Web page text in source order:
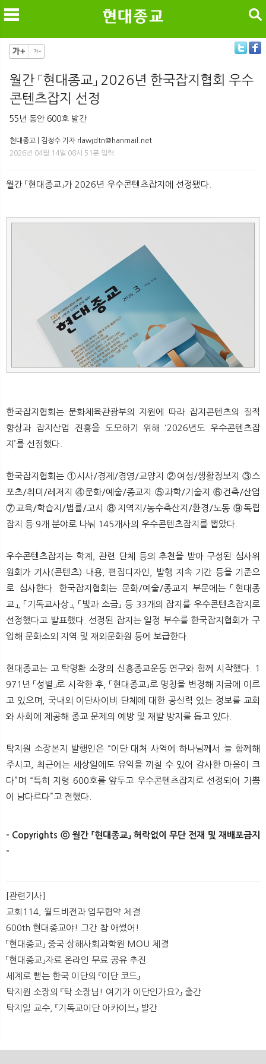
메
검색
월간 「현대종교」 2026년 한국잡지협회 우수
콘텐츠잡지 선정
55년 동안 600호 발간
현대종교 | 김정수 기자 rlawjdtn@hanmail.net
2026년 04월 14일 08시 51분 입력
월간 「현대종교」가 2026년 우수콘텐츠잡지에 선정됐다.
한국잡지협회는 문화체육관광부의 지원에 따라 잡지콘텐츠의 질적
향상과 잡지산업 진흥을 도모하기 위해 ‘2026년도 우수콘텐츠잡
지’를 선정했다.
한국잡지협회는 ①시사/경제/경영/교양지 ②여성/생활정보지 ③스
포츠/취미/레저지 ④문화/예술/종교지 ⑤과학/기술지 ⑥건축/산업
⑦교육/학습지/법률/고시 ⑧지역지/농수축산지/환경/노동 ⑨독립
잡지 등 9개 분야로 나눠 145개사의 우수콘텐츠잡지를 뽑았다.
우수콘텐츠잡지는 학계, 관련 단체 등의 추천을 받아 구성된 심사위
원회가 기사(콘텐츠) 내용, 편집디자인, 발행 지속 기간 등을 기준으
로 심사한다. 한국잡지협회는 문화/예술/종교지 부문에는 「현대종
교」, 「기독교사상」, 「빛과 소금」 등 33개의 잡지를 우수콘텐츠잡지로
선정했다고 발표했다. 선정된 잡지는 일정 부수를 한국잡지협회가 구
입해 문화소외 지역 및 재외문화원 등에 보급한다.
현대종교는 고 탁명환 소장의 신흥종교운동 연구와 함께 시작했다. 1
971년 「성별」로 시작한 후, 「현대종교」로 명칭을 변경해 지금에 이르
고 있으며, 국내외 이단사이비 단체에 대한 공신력 있는 정보를 교회
와 사회에 제공해 종교 문제의 예방 및 재발 방지를 돕고 있다.
탁지원 소장본지 발행인은 “이단 대처 사역에 하나님께서 늘 함께해
주시고, 최근에는 세상일에도 유익을 끼칠 수 있어 감사한 마음이 크
다”며 “특히 지령 600호를 앞두고 우수콘텐츠잡지로 선정되어 기쁨
이 남다르다”고 전했다.
- Copyrights ⓒ 월간 「현대종교」 허락없이 무단 전재 및 재배포금지
-​
[관련기사]
교회114, 월드비전과 업무협약 체결
600th 현대종교야! 그간 참 애썼어!
「현대종교」 중국 상해사회과학원 MOU 체결
「현대종교」자료 온라인 무료 공유 추진
세계로 뻗는 한국 이단의 『이단 코드』
탁지원 소장의 『탁 소장님! 여기가 이단인가요?』 출간
탁지일 교수, 『기독교이단 아카이브』 발간